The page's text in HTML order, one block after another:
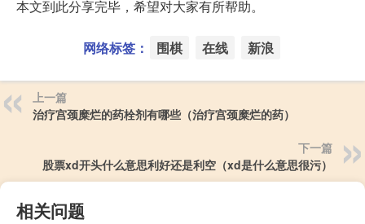
本文到此分享完毕，希望对大家有所帮助。
网络标签： 围棋 在线 新浪
上一篇
治疗宫颈糜烂的药栓剂有哪些（治疗宫颈糜烂的药）
下一篇
股票xd开头什么意思利好还是利空（xd是什么意思很污）
相关问题